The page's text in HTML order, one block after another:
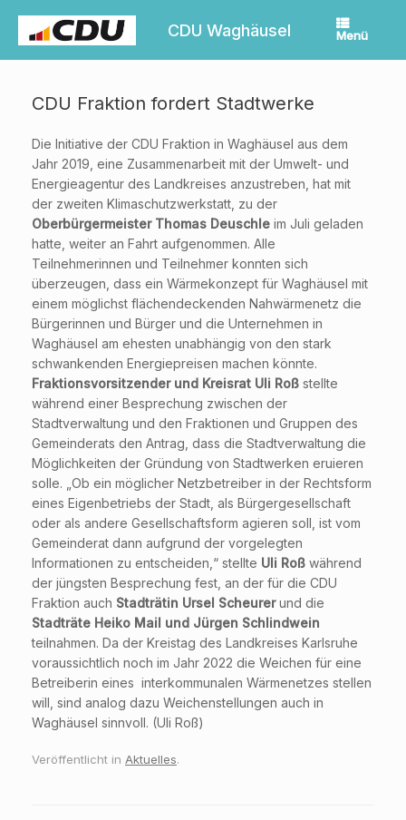
springen
CDU Waghäusel Menü
CDU Fraktion fordert Stadtwerke
Die Initiative der CDU Fraktion in Waghäusel aus dem
Jahr 2019, eine Zusammenarbeit mit der Umwelt- und
Energieagentur des Landkreises anzustreben, hat mit
der zweiten Klimaschutzwerkstatt, zu der
Oberbürgermeister Thomas Deuschle im Juli geladen
hatte, weiter an Fahrt aufgenommen. Alle
Teilnehmerinnen und Teilnehmer konnten sich
überzeugen, dass ein Wärmekonzept für Waghäusel mit
einem möglichst flächendeckenden Nahwärmenetz die
Bürgerinnen und Bürger und die Unternehmen in
Waghäusel am ehesten unabhängig von den stark
schwankenden Energiepreisen machen könnte.
Fraktionsvorsitzender und Kreisrat Uli Roß stellte
während einer Besprechung zwischen der
Stadtverwaltung und den Fraktionen und Gruppen des
Gemeinderats den Antrag, dass die Stadtverwaltung die
Möglichkeiten der Gründung von Stadtwerken eruieren
solle. „Ob ein möglicher Netzbetreiber in der Rechtsform
eines Eigenbetriebs der Stadt, als Bürgergesellschaft
oder als andere Gesellschaftsform agieren soll, ist vom
Gemeinderat dann aufgrund der vorgelegten
Informationen zu entscheiden,“ stellte Uli Roß während
der jüngsten Besprechung fest, an der für die CDU
Fraktion auch Stadträtin Ursel Scheurerund die
Stadträte Heiko Mail und Jürgen Schlindwein
teilnahmen. Da der Kreistag des Landkreises Karlsruhe
voraussichtlich noch im Jahr 2022 die Weichen für eine
Betreiberin eines interkommunalen Wärmenetzes stellen
will, sind analog dazu Weichenstellungen auch in
Waghäusel sinnvoll. (Uli Roß)
Veröffentlicht in Aktuelles.